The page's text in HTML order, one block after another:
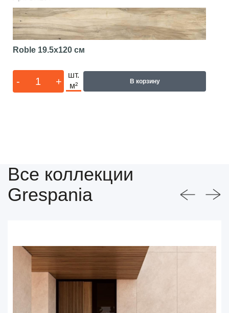
Roble 19.5x120 см
- +
шт.
м²
В корзину
Все коллекции
Grespania